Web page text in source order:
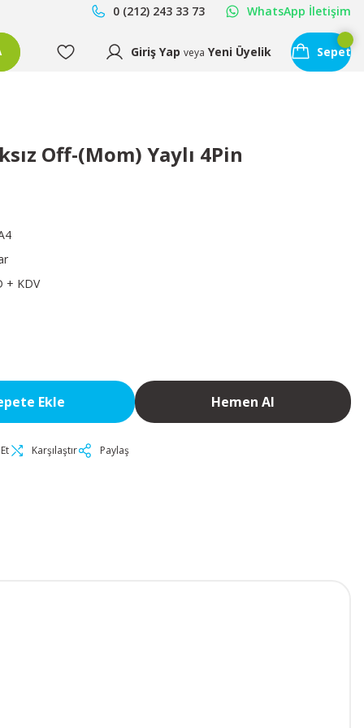
0 (212) 243 33 73 WhatsApp İletişim
Giriş Yap veya Yeni Üyelik Sepet
Off-(Mom) Yaylı 4Pin
+ KDV
Ekle Hemen Al
Karşılaştır Paylaş